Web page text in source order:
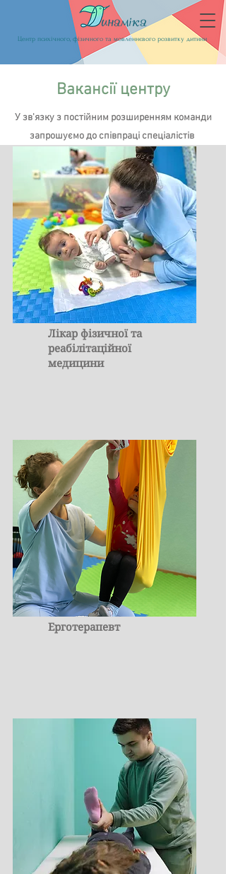
Центр психічного, фізичного та мовленнєвого розвитку дитини
Вакансії центру
У зв'язку з постійним розширенням команди
запрошуємо до співпраці спеціалістів
Лікар фізичної та
реабілітаційної
медицини
Ерготерапевт